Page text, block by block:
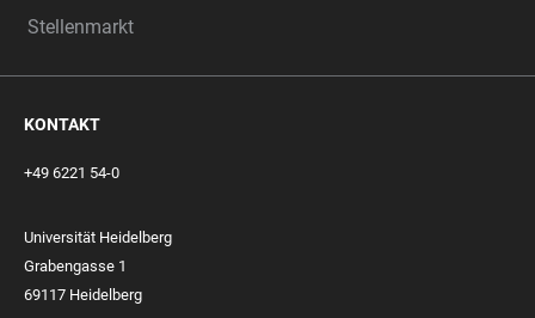
Stellenmarkt
KONTAKT
+49 6221 54-0
Universität Heidelberg
Grabengasse 1
69117 Heidelberg